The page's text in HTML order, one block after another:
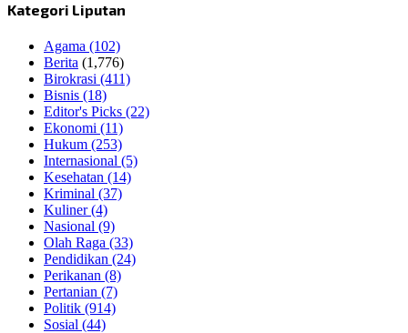
Kategori Liputan
Agama (102)
Berita (1,776)
Birokrasi (411)
Bisnis (18)
Editor's Picks (22)
Ekonomi (11)
Hukum (253)
Internasional (5)
Kesehatan (14)
Kriminal (37)
Kuliner(4)
Nasional (9)
Olah Raga (33)
Pendidikan (24)
Perikanan (8)
Pertanian (7)
Politik (914)
Sosial (44)